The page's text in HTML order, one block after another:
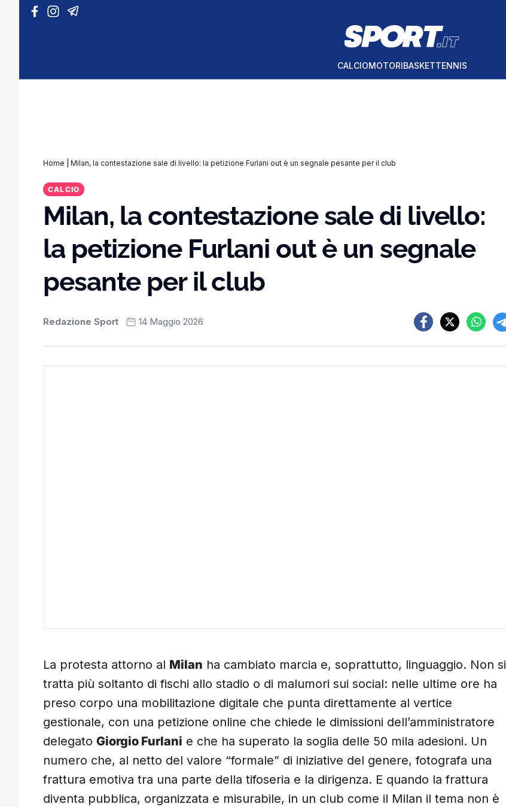
Vai al contenuto
CALCIOMOTORIBASKETTENNIS
Home Milan, la contestazione sale di livello: la petizione Furlani out è un segnale pesante per il club
CALCIO
Milan, la contestazione sale di livello:
la petizione Furlani out è un segnale
pesante per il club
Redazione Sport 14 Maggio 2026
La protesta attorno al Milan ha cambiato marcia e, soprattutto, linguaggio. Non si
tratta più soltanto di fischi allo stadio o di malumori sui social: nelle ultime ore ha
preso corpo una mobilitazione digitale che punta direttamente al vertice
gestionale, con una petizione online che chiede le dimissioni dell’amministratore
delegato Giorgio Furlani e che ha superato la soglia delle 50 mila adesioni. Un
numero che, al netto del valore “formale” di iniziative del genere, fotografa una
frattura emotiva tra una parte della tifoseria e la dirigenza. E quando la frattura
diventa pubblica, organizzata e misurabile, in un club come il Milan il tema non è